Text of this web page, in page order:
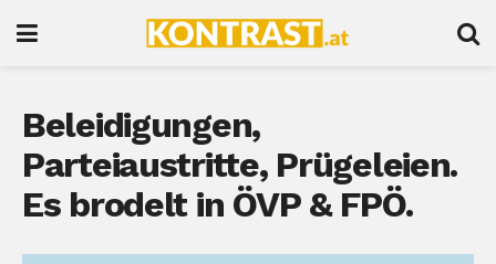
Beleidigungen,
Parteiaustritte, Prügeleien.
Es brodelt in ÖVP & FPÖ.